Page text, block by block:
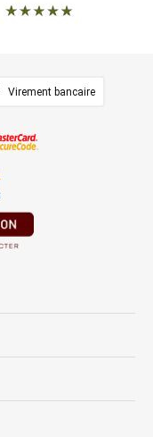
Virement bancaire